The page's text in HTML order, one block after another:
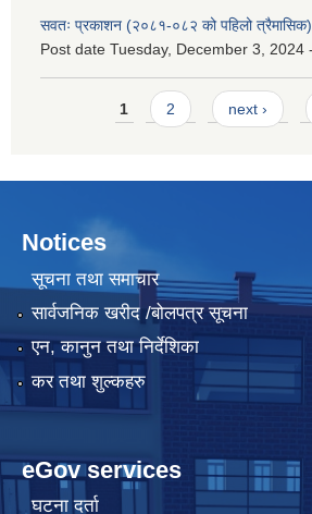
सवतः प्रकाशन (२०८१-०८२ को पहिलो त्रैमासिक)
Post date Tuesday, December 3, 2024
Pages1 2 next ›
Notices
सूचना तथा समाचार
सार्वजनिक खरीद /बोलपत्र सूचना
एन, कानुन तथा निर्देशिका
कर तथा शुल्कहरु
eGov services
घटना दर्ता